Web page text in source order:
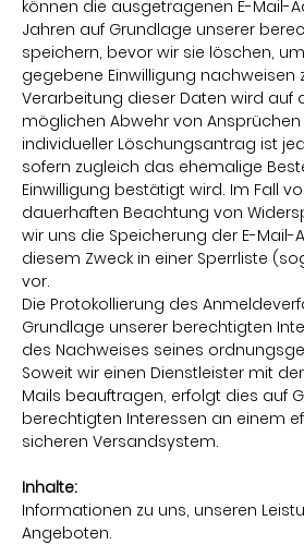
können die ausgetragenen E-Mail-
Jahren auf Grundlage unserer
speichern, bevor wir sie löschen,
gegebene Einwilligung nachweisen
Verarbeitung dieser Daten wird auf
möglichen Abwehr von Ansprüchen
individueller Löschungsantrag ist
sofern zugleich das ehemalige
Einwilligung bestätigt wird. Im Fall
dauerhaften Beachtung von
wir uns die Speicherung der E-Mail-
diesem Zweck in einer Sperrliste
vor.
Die Protokollierung des
Grundlage unserer berechtigten
des Nachweises seines
Soweit wir einen Dienstleister mit
Mails beauftragen, erfolgt dies auf
berechtigten Interessen an einem
sicheren Versandsystem.
Inhalte:
Informationen zu uns, unseren
Angeboten.